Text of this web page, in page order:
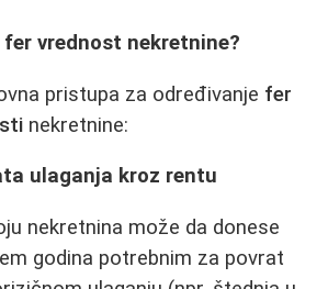
vrednost nekretnine?
pristupa za određivanje fer
nekretnine:
ulaganja kroz rentu
nekretnina može da donese
godina potrebnim za povrat